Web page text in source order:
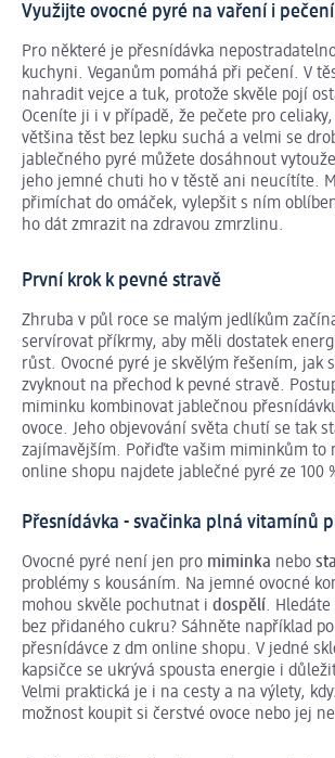
Využijte ovocné pyré na vaření i pečení
Pro některé je přesnídávka
kuchyni. Veganům pomáhá při pečení. V
nahradit vejce a tuk, protože skvěle pojí
Oceníte ji i v případě, že pečete pro
většina těst bez lepku suchá a velmi se
jablečného pyré můžete dosáhnout
jeho jemné chuti ho v těstě ani neucítíte.
přimíchat do omáček, vylepšit s ním
ho dát zmrazit na zdravou zmrzlinu.
První krok k pevné stravě
Zhruba v půl roce se malým jedlíkům
servírovat příkrmy, aby měli dostatek
růst. Ovocné pyré je skvělým řešením, jak
zvyknout na přechod k pevné stravě.
miminku kombinovat jablečnou
ovoce. Jeho objevování světa chutí se tak
zajímavějším. Pořiďte vašim miminkům to
online shopu najdete jablečné pyré ze 100
Přesnídávka - svačinka plná vitamínů
Ovocné pyré není jen pro miminka nebo
problémy s kousáním. Na jemné ovocné
mohou skvěle pochutnat i dospělí. Hledáte
bez přidaného cukru? Sáhněte například
přesnídávce z dm online shopu. V jedné
kapsičce se ukrývá spousta energie i
Velmi praktická je i na cesty a na výlety,
možnost koupit si čerstvé ovoce nebo jej